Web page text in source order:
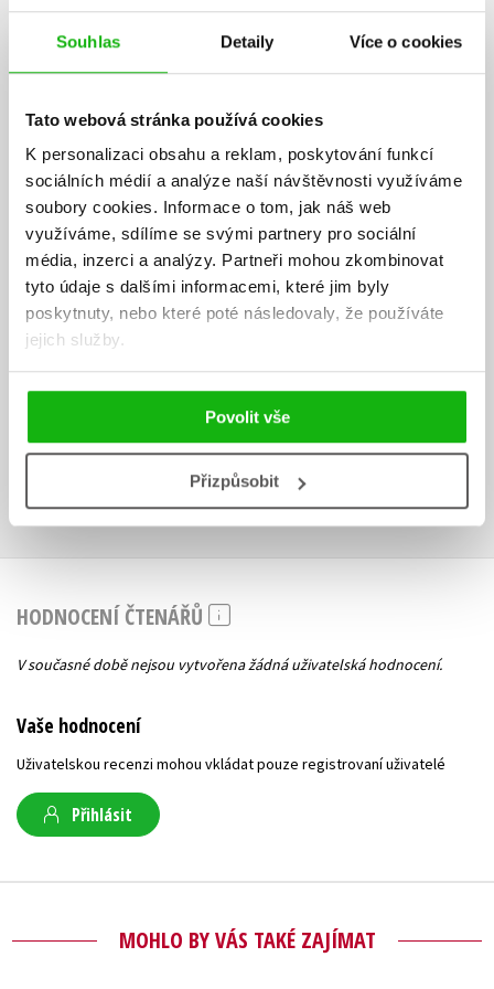
Souhlas Detaily Více o cookies
Tato webová stránka používá cookies
K personalizaci obsahu a reklam, poskytování funkcí
sociálních médií a analýze naší návštěvnosti využíváme
soubory cookies. Informace o tom, jak náš web
využíváme, sdílíme se svými partnery pro sociální
média, inzerci a analýzy. Partneři mohou zkombinovat
tyto údaje s dalšími informacemi, které jim byly
poskytnuty, nebo které poté následovaly, že používáte
jejich služby.
Povolit vše
Přizpůsobit
wrap/morph,Turbosmooth, Normal Maps, Camera Map per Pixel,
Character Studio, reactor, Parameter Editor, stínovače (shaders),
Doprovodné CD obsahuje zkušební verzi 3ds Max 8 a pracovní
soubory k jednotlivým řešením.
O autorovi:
Jan Kříž pracuje již od roku 1996 v oblasti 3D animací a vizualizací v
architektonickém ateliéru, působí jako překladatel, odborný korektor
a autor článků a návodů o 3ds max pro server 3dscena.cz. V
HODNOCENÍ ČTENÁŘŮ
V současné době nejsou vytvořena žádná uživatelská hodnocení.
Vaše hodnocení
Uživatelskou recenzi mohou vkládat pouze registrovaní uživatelé
Přihlásit
MOHLO BY VÁS TAKÉ ZAJÍMAT